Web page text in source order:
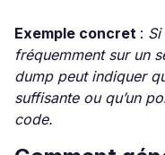
Exemple concret :
fréquemment sur un
dump peut indiquer
suffisante ou qu’un
code.